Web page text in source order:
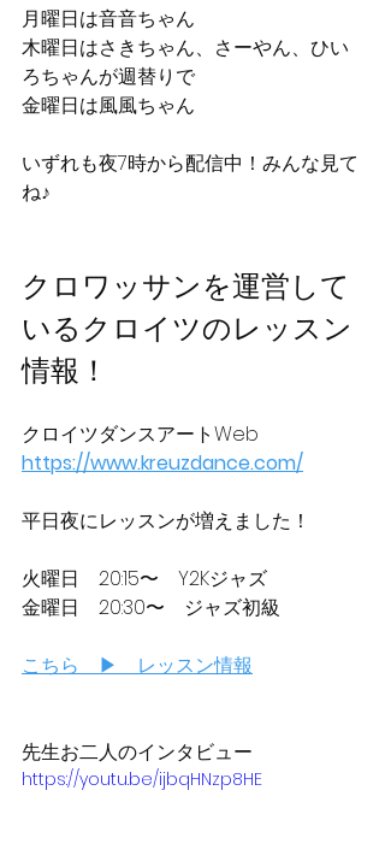
月曜日は音音ちゃん
木曜日はさきちゃん、さーやん、ひい
ろちゃんが週替りで
金曜日は風風ちゃん
いずれも夜7時から配信中！みんな見て
ね♪
クロワッサンを運営して
いるクロイツのレッスン
情報！
クロイツダンスアートWeb
https://www.kreuzdance.com/
平日夜にレッスンが増えました！
火曜日　20:15〜　Y2Kジャズ
金曜日　20:30〜　ジャズ初級
こちら　▶　レッスン情報
先生お二人のインタビュー
https://youtu.be/ijbqHNzp8HE